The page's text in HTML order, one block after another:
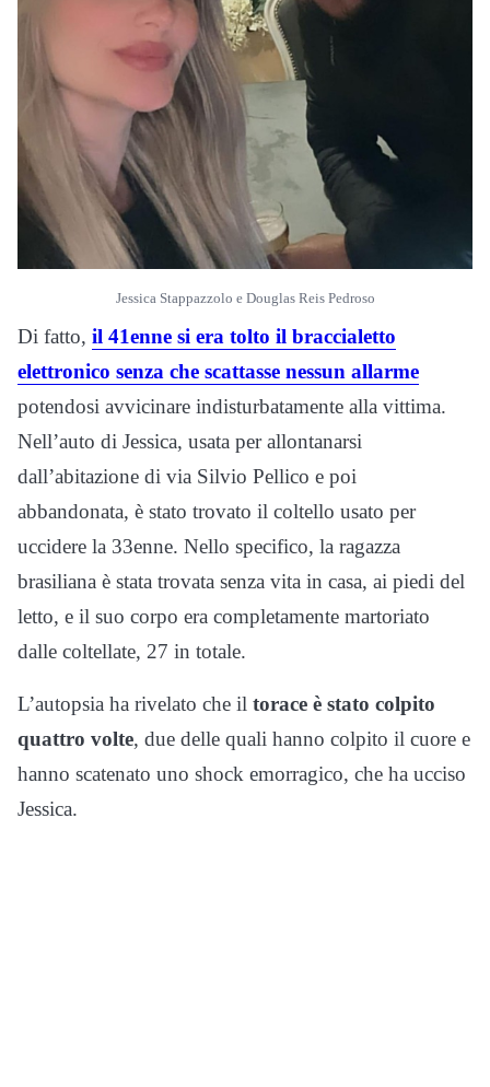
Jessica Stappazzolo e Douglas Reis Pedroso
Di fatto, il 41enne si era tolto il braccialetto
elettronico senza che scattasse nessun allarme
potendosi avvicinare indisturbatamente alla vittima.
Nell’auto di Jessica, usata per allontanarsi
dall’abitazione di via Silvio Pellico e poi
abbandonata, è stato trovato il coltello usato per
uccidere la 33enne. Nello specifico, la ragazza
brasiliana è stata trovata senza vita in casa, ai piedi del
letto, e il suo corpo era completamente martoriato
dalle coltellate, 27 in totale.
L’autopsia ha rivelato che il torace è stato colpito
quattro volte, due delle quali hanno colpito il cuore e
hanno scatenato uno shock emorragico, che ha ucciso
Jessica.